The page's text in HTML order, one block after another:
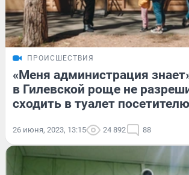
ПРОИСШЕСТВИЯ
«Меня администрация
в Гилевской роще не
сходить в туалет посетителю
26 июня, 2023, 13:15 24 892 88